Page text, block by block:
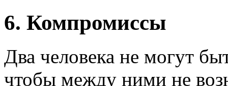
6. Компромиссы
Два человека не могут
чтобы между ними не